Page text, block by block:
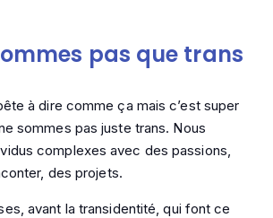
pas que trans
à dire comme ça mais c’est super
sommes pas juste trans. Nous
complexes avec des passions,
des projets.
avant la transidentité, qui font ce